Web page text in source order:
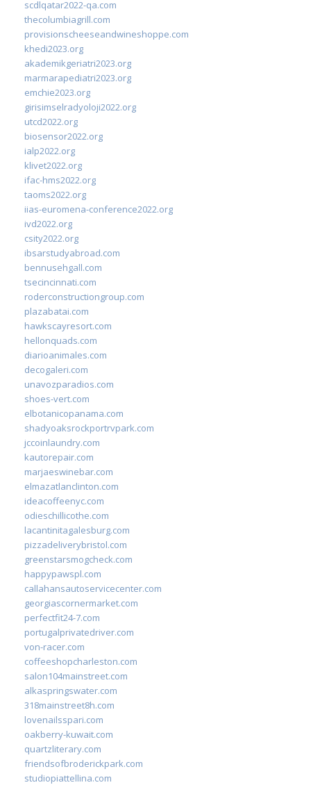
scdlqatar2022-qa.com
thecolumbiagrill.com
provisionscheeseandwineshoppe.com
khedi2023.org
akademikgeriatri2023.org
marmarapediatri2023.org
emchie2023.org
girisimselradyoloji2022.org
utcd2022.org
biosensor2022.org
ialp2022.org
klivet2022.org
ifac-hms2022.org
taoms2022.org
iias-euromena-conference2022.org
ivd2022.org
csity2022.org
ibsarstudyabroad.com
bennusehgall.com
tsecincinnati.com
roderconstructiongroup.com
plazabatai.com
hawkscayresort.com
hellonquads.com
diarioanimales.com
decogaleri.com
unavozparadios.com
shoes-vert.com
elbotanicopanama.com
shadyoaksrockportrvpark.com
jccoinlaundry.com
kautorepair.com
marjaeswinebar.com
elmazatlanclinton.com
ideacoffeenyc.com
odieschillicothe.com
lacantinitagalesburg.com
pizzadeliverybristol.com
greenstarsmogcheck.com
happypawspl.com
callahansautoservicecenter.com
georgiascornermarket.com
perfectfit24-7.com
portugalprivatedriver.com
von-racer.com
coffeeshopcharleston.com
salon104mainstreet.com
alkaspringswater.com
318mainstreet8h.com
lovenailsspari.com
oakberry-kuwait.com
quartzliterary.com
friendsofbroderickpark.com
studiopiattellina.com